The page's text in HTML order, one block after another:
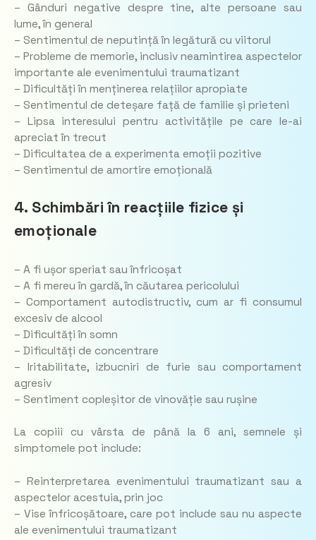
– Gânduri negative despre tine, alte persoane sau
lume, în general
– Sentimentul de neputință în legătură cu viitorul
– Probleme de memorie, inclusiv neamintirea aspectelor
importante ale evenimentului traumatizant
– Dificultăți în menținerea relațiilor apropiate
– Sentimentul de deteșare față de familie și prieteni
– Lipsa interesului pentru activitățile pe care le-ai
apreciat în trecut
– Dificultatea de a experimenta emoții pozitive
– Sentimentul de amortire emoțională
4. Schimbări în reacțiile fizice și
emoționale
– A fi ușor speriat sau înfricoșat
– A fi mereu în gardă, în căutarea pericolului
– Comportament autodistructiv, cum ar fi consumul
excesiv de alcool
– Dificultăți în somn
– Dificultăți de concentrare
– Iritabilitate, izbucniri de furie sau comportament
agresiv
– Sentiment copleșitor de vinovăție sau rușine
La copiii cu vârsta de până la 6 ani, semnele și
simptomele pot include:
– Reinterpretarea evenimentului traumatizant sau a
aspectelor acestuia, prin joc
– Vise înfricoșătoare, care pot include sau nu aspecte
ale evenimentului traumatizant